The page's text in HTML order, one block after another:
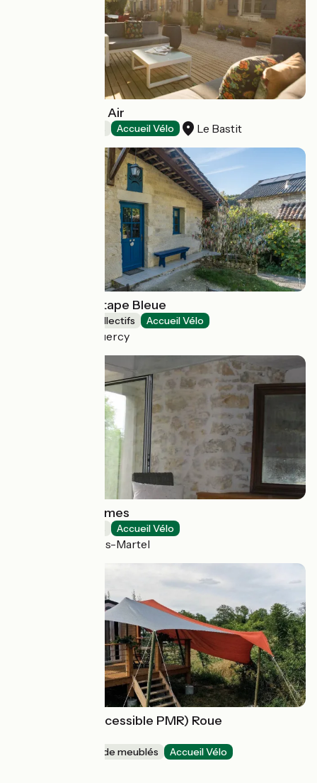
Domaine de Bel Air
Accueil Vélo Le Bastit
Gîte d'Étape L'Étape Bleue
Hébergements collectifs Accueil Vélo
Lendou-en-Quercy
Château de Termes
Accueil Vélo
Saint-Denis-lès-Martel
Mobil-home (accessible PMR) Roue
Gîtes et locations de meublés Accueil Vélo